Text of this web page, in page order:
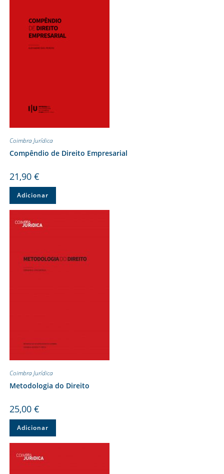
Coimbra Jurídica
Compêndio de Direito Empresarial
21,90 €
Adicionar
Coimbra Jurídica
Metodologia do Direito
25,00 €
Adicionar